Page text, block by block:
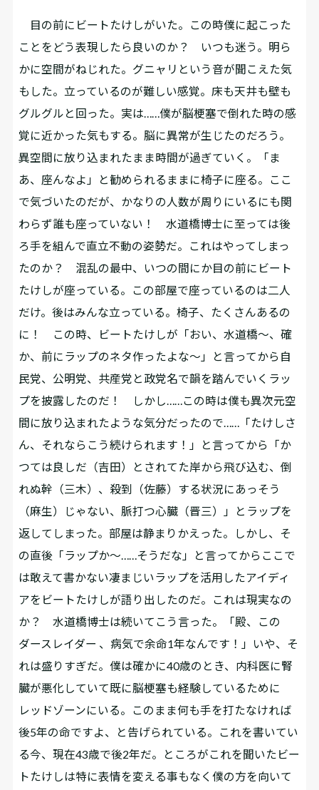
目の前にビートたけしがいた。この時僕に起こった
ことをどう表現したら良いのか？ いつも迷う。明ら
かに空間がねじれた。グニャリという音が聞こえた気
もした。立っているのが難しい感覚。床も天井も壁も
グルグルと回った。実は……僕が脳梗塞で倒れた時の感
覚に近かった気もする。脳に異常が生じたのだろう。
異空間に放り込まれたまま時間が過ぎていく。「ま
あ、座んなよ」と勧められるままに椅子に座る。ここ
で気づいたのだが、かなりの人数が周りにいるにも関
わらず誰も座っていない！ 水道橋博士に至っては後
ろ手を組んで直立不動の姿勢だ。これはやってしまっ
たのか？ 混乱の最中、いつの間にか目の前にビート
たけしが座っている。この部屋で座っているのは二人
だけ。後はみんな立っている。椅子、たくさんあるの
に！ この時、ビートたけしが「おい、水道橋～、確
か、前にラップのネタ作ったよな～」と言ってから自
民党、公明党、共産党と政党名で韻を踏んでいくラッ
プを披露したのだ！ しかし……この時は僕も異次元空
間に放り込まれたような気分だったので……「たけしさ
ん、それならこう続けられます！」と言ってから「か
つては良しだ（吉田）とされてた岸から飛び込む、倒
れぬ幹（三木）、殺到（佐藤）する状況にあっそう
（麻生）じゃない、脈打つ心臓（晋三）」とラップを
返してしまった。部屋は静まりかえった。しかし、そ
の直後「ラップか～……そうだな」と言ってからここで
は敢えて書かない凄まじいラップを活用したアイディ
アをビートたけしが語り出したのだ。これは現実なの
か？ 水道橋博士は続いてこう言った。「殿、この
ダースレイダー 、病気で余命1年なんです！」いや、そ
れは盛りすぎだ。僕は確かに40歳のとき、内科医に腎
臓が悪化していて既に脳梗塞も経験しているために
レッドゾーンにいる。このまま何も手を打たなければ
後5年の命ですよ、と告げられている。これを書いてい
る今、現在43歳で後2年だ。ところがこれを聞いたビー
トたけしは特に表情を変える事もなく僕の方を向いて